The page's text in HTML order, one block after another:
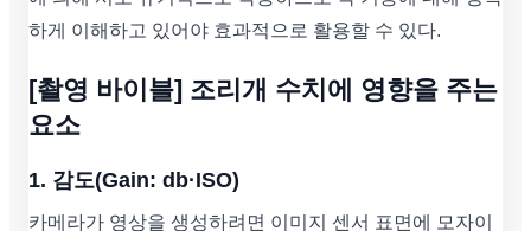
하게 이해하고 있어야 효과적으로 활용할 수 있다.
[촬영 바이블] 조리개 수치에 영향을 주는
요소
1. 감도(Gain: db·ISO)
카메라가 영상을 생성하려면 이미지 센서 표면에 모자이